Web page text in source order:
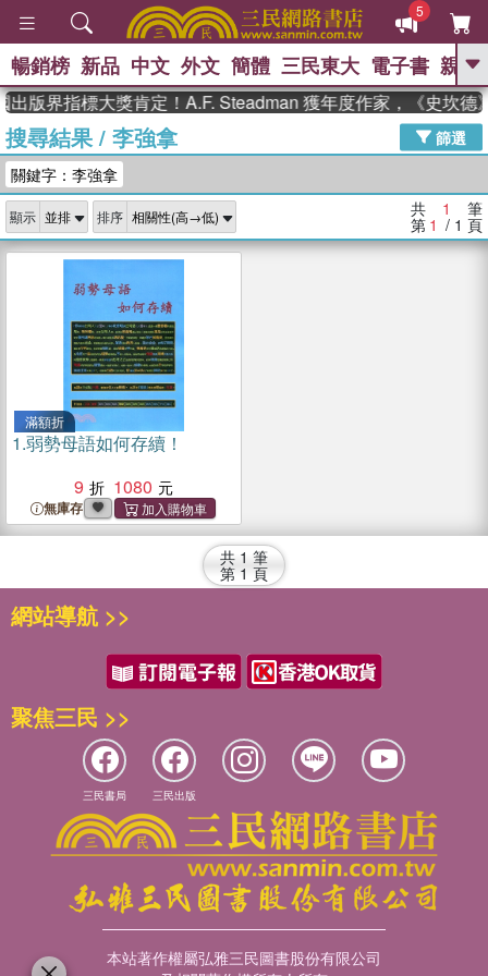
5
GO
高希均教授回憶錄
、 The Odyssey 、 父親節 、 花開錦
李登輝時代 、 數學女孩：黎曼猜想
、
如果歷史是一
群喵 、 臺灣漫遊錄
暢銷榜 新品 中文 外文 簡體 三民東大 電子書 親子
版界指標大獎肯定！A.F. Steadman 獲年度作家，《史坎德
搜尋結果/ 李強拿
篩選
關鍵字：李強拿
顯示 排序 共 1 筆
第 1 / 1 頁
滿額折
1.弱勢母語如何存續！
9
1080
無庫存
共 1 筆
第 1 頁
網站導航 >>
聚焦三民 >>
三民書局 三民出版
本站著作權屬弘雅三民圖書股份有限公司